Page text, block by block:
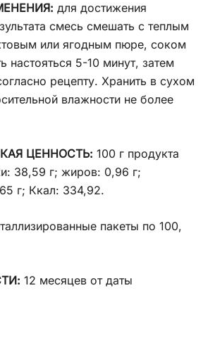
для достижения
смесь смешать с теплым
или ягодным пюре, соком
настояться 5-10 минут, затем
рецепту. Хранить в сухом
влажности не более
ЦЕННОСТЬ: 100 г продукта
38,59 г; жиров: 0,96 г;
г; Ккал: 334,92.
пакеты по 100,
12 месяцев от даты